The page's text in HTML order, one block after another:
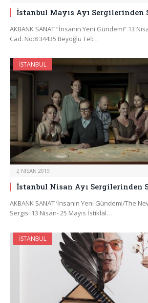
İstanbul Mayıs Ayı Sergilerinden
AKBANK SANAT “İnsanın Yeni Gündemi” 13
Cad. No:8 34435 Beyoğlu Tel:…
İSTANBUL
2 NISAN 2019
İstanbul Nisan Ayı Sergilerinden
AKBANK SANAT ‘İnsanın Yeni Gündemi/The
Sergisi 13 Nisan- 25 Mayıs İstiklal…
İSTANBUL